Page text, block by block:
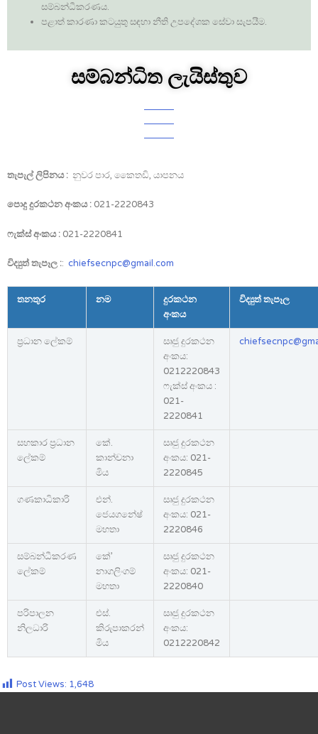
සම්බන්ධීකරණය.
පළාත් කාරණා කටයුතු සඳහා නීති උපදේශක සේවා සැපයීම.
සම්බන්ධිත ලැයිස්තුව
තැපැල් ලිපිනය : නුවර පාර, කෛතඩි, යාපනය
පොදු දුරකථන අංකය : 021-2220843
ෆැක්ස් අංකය : 021-2220841
විද්‍යුත් තැපෑල :: chiefsecnpc@gmail.com
තනතුර නම
දුරකථන
අංකය
විද්‍යුත් තැපෑල
ප්‍රධාන ලේකම්
සෘජු දුරකථන
අංකය:
0212220843
ෆැක්ස් අංකය :
021-
2220841
සහකාර ප්‍රධාන
ලේකම්
කේ.
කාන්චනා
මිය
සෘජු දුරකථන
අංකය: 021-
2220845
ගණකාධිකාරි
එන්.
ජෙයගනේෂ්
මහතා
සෘජු දුරකථන
අංකය: 021-
2220846
සම්බන්ධීකරණ
ලේකම්
කේ’
නාගලිංගම්
මහතා
සෘජු දුරකථන
අංකය: 021-
2220840
පරිපාලන
නිලධාරි
එස්.
කිරුපාකරන්
මිය
සෘජු දුරකථන
අංකය:
0212220842
Post Views: 1,648